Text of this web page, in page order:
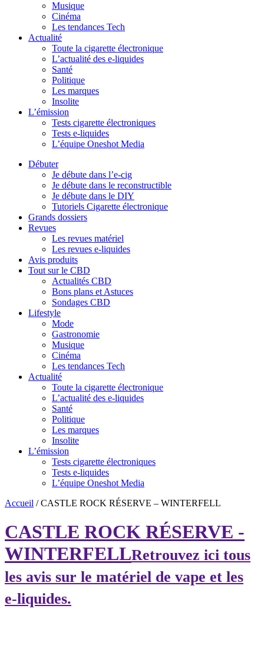
Musique
Cinéma
Les tendances Tech
Actualité
Toute la cigarette électronique
L’actualité des e-liquides
Santé
Politique
Les marques
Insolite
L’émission
Tests cigarette électroniques
Tests e-liquides
L’équipe Oneshot Media
Débuter
Je débute dans l’e-cig
Je débute dans le reconstructible
Je débute dans le DIY
Tutoriels Cigarette électronique
Grands dossiers
Revues
Les revues matériel
Les revues e-liquides
Avis produits
Tout sur le CBD
Actualités CBD
Bons plans et Astuces
Sondages CBD
Lifestyle
Mode
Gastronomie
Musique
Cinéma
Les tendances Tech
Actualité
Toute la cigarette électronique
L’actualité des e-liquides
Santé
Politique
Les marques
Insolite
L’émission
Tests cigarette électroniques
Tests e-liquides
L’équipe Oneshot Media
Accueil /CASTLE ROCK RÉSERVE – WINTERFELL
CASTLE ROCK RÉSERVE -
WINTERFELLRetrouvez ici tous
les avis sur le matériel de vape et les
e-liquides.